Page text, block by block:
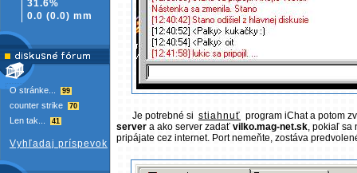
31.6%
0.0 (0.0) mm
O stránke... 99
counter strike 70
Len tak... 41
Vyhľadaj príspevok
Je potrebné si stiahnuť program iChat a potom
server a ako server zadať vilko.mag-net.sk, pokiaľ sa
pripájate cez internet. Port nemeňte, zostáva